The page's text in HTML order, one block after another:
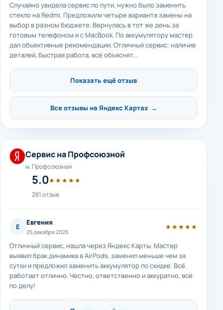
Случайно увидела сервис по пути, нужно было заменить
стекло на Redmi. Предложили четыре варианта замены на
выбор в разном бюджете. Вернулась в тот же день за
готовым телефоном и с MacBook. По аккумулятору мастер
дал объективные рекомендации. Отличный сервис: наличие
деталей, быстрая работа, всё объяснят…
Показать ещё отзыв
Все отзывы на Яндекс Картах →
Сервис на Профсоюзной
м. Профсоюзная
5.0★★★★★
281 отзыв
Е Евгения
25 декабря 2025
★★★★★
Отличный сервис, нашла через Яндекс Карты. Мастер
выявил брак динамика в AirPods, заменил меньше чем за
сутки и предложил заменить аккумулятор по скидке. Всё
работает отлично. Честно, ответственно и аккуратно, всё
по делу!